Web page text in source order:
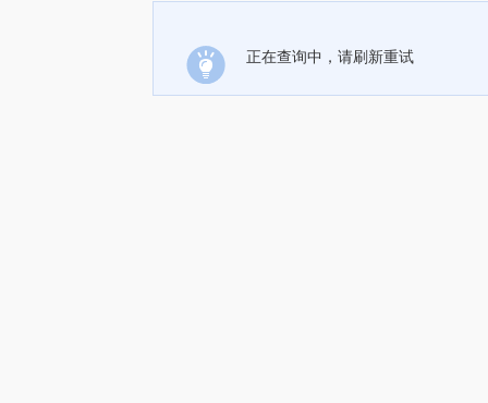
正在查询中，请刷新重试